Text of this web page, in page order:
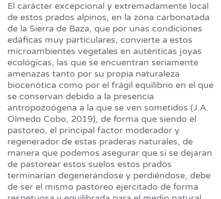
El carácter excepcional y extremadamente local
de estos prados alpinos, en la zona carbonatada
de la Sierra de Baza, que por unas condiciones
edáficas muy particulares, convierte a estos
microambientes vegetales en auténticas joyas
ecológicas, las que se encuentran seriamente
amenazas tanto por su propia naturaleza
biocenótica como por el frágil equilibrio en el que
se conservan debido a la presencia
antropozoógena a la que se ven sometidos (J.A.
Olmedo Cobo, 2019), de forma que siendo el
pastoreo, el principal factor moderador y
regenerador de estas praderas naturales, de
manera que podemos asegurar que si se dejaran
de pastorear estos suelos estos prados
terminarían degenerándose y perdiéndose, debe
de ser el mismo pastoreo ejercitado de forma